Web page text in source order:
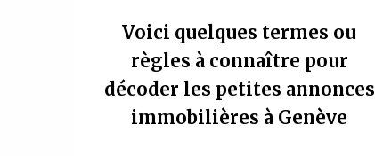
Voici quelques termes ou
règles à connaître pour
décoder les petites annonces
immobilières à Genève